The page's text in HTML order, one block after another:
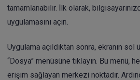
tamamlanabilir. İlk olarak,
uygulamasını açın.
Uygulama açıldıktan sonra, ekranın
“Dosya” menüsüne tıklayın. Bu menü,
erişim sağlayan merkezi noktadır.